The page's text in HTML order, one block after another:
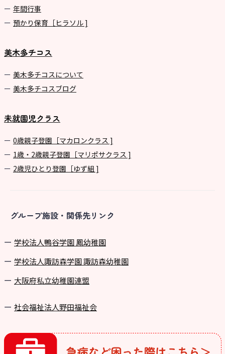
年間⾏事
預かり保育［ヒラソル ]
美木多チコス
美⽊多チコスについて
美⽊多チコスブログ
未就園児クラス
0歳親子登園［マカロンクラス ]
1歳・2歳親子登園［マリポサクラス ]
2歳児ひとり登園［ゆず組 ]
グループ施設・関係先リンク
学校法⼈鴨⾕学園 鳳幼稚園
学校法⼈諏訪森学園 諏訪森幼稚園
⼤阪府私⽴幼稚園連盟
社会福祉法人野田福祉会